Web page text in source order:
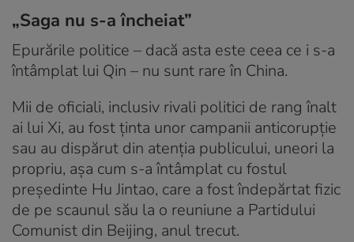
„Saga nu s-a încheiat”
Epurările politice – dacă asta este ceea ce i s-a
întâmplat lui Qin – nu sunt rare în China.
Mii de oficiali, inclusiv rivali politici de rang înalt
ai lui Xi, au fost ținta unor campanii anticorupție
sau au dispărut din atenția publicului, uneori la
propriu, așa cum s-a întâmplat cu fostul
președinte Hu Jintao, care a fost îndepărtat fizic
de pe scaunul său la o reuniune a Partidului
Comunist din Beijing, anul trecut.